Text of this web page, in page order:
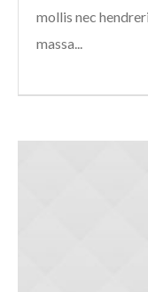
mollis nec
massa...